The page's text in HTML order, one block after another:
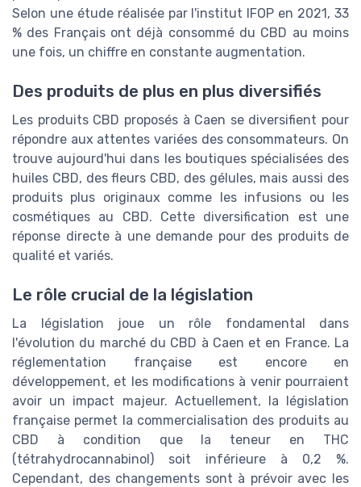
Selon une étude réalisée par l'institut IFOP en 2021, 33
% des Français ont déjà consommé du CBD au moins
une fois, un chiffre en constante augmentation.
Des produits de plus en plus diversifiés
Les produits CBD proposés à Caen se diversifient pour
répondre aux attentes variées des consommateurs. On
trouve aujourd'hui dans les boutiques spécialisées des
huiles CBD, des fleurs CBD, des gélules, mais aussi des
produits plus originaux comme les infusions ou les
cosmétiques au CBD. Cette diversification est une
réponse directe à une demande pour des produits de
qualité et variés.
Le rôle crucial de la législation
La législation joue un rôle fondamental dans
l'évolution du marché du CBD à Caen et en France. La
réglementation française est encore en
développement, et les modifications à venir pourraient
avoir un impact majeur. Actuellement, la législation
française permet la commercialisation des produits au
CBD à condition que la teneur en THC
(tétrahydrocannabinol) soit inférieure à 0,2 %.
Cependant, des changements sont à prévoir avec les